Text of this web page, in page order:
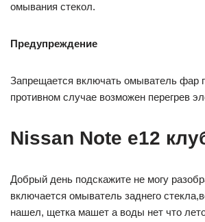
омывания стекол.
Предупреждение
Запрещается включать омыватель фар
противном случае возможен перегрев
Nissan Note e12
Добрый день подскажите не могу
включается омыватель заднего
нашел, щетка машет а воды нет что